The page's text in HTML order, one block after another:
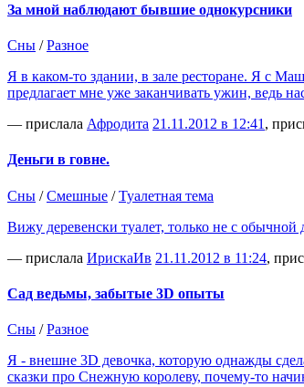
За мной наблюдают бывшие однокурсники
Сны /Разное
Я в каком-то здании, в зале ресторане. Я с
предлагает мне уже заканчивать ужин, ведь
— прислала Афродита 21.11.2012 в 12:41 ,
Деньги в говне.
Сны /Смешные /Туалетная тема
Вижу деревенски туалет, только не с
— прислала ИрискаИв 21.11.2012 в 11:24,
Сад ведьмы, забытые 3D опыты
Сны /Разное
Я - внешне 3D девочка, которую однажды
сказки про Снежную королеву, почему-то